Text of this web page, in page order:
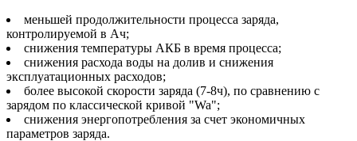
меньшей продолжительности процесса заряда,
контролируемой в Ач;
снижения температуры АКБ в время процесса;
снижения расхода воды на долив и снижения
эксплуатационных расходов;
более высокой скорости заряда (7-8ч), по сравнению с
зарядом по классической кривой "Wa";
снижения энергопотребления за счет экономичных
параметров заряда.